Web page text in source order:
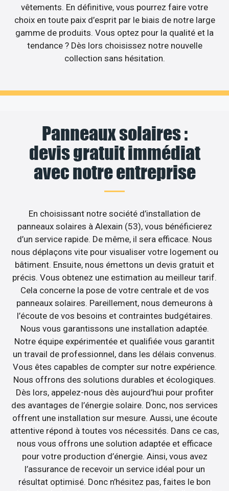
vêtements. En définitive, vous pourrez faire votre
choix en toute paix d’esprit par le biais de notre large
gamme de produits. Vous optez pour la qualité et la
tendance ? Dès lors choisissez notre nouvelle
collection sans hésitation.
Panneaux solaires :
devis gratuit immédiat
avec notre entreprise
En choisissant notre société d’installation de
panneaux solaires à Alexain (53), vous bénéficierez
d’un service rapide. De même, il sera efficace. Nous
nous déplaçons vite pour visualiser votre logement ou
bâtiment. Ensuite, nous émettons un devis gratuit et
précis. Vous obtenez une estimation au meilleur tarif.
Cela concerne la pose de votre centrale et de vos
panneaux solaires. Pareillement, nous demeurons à
l’écoute de vos besoins et contraintes budgétaires.
Nous vous garantissons une installation adaptée.
Notre équipe expérimentée et qualifiée vous garantit
un travail de professionnel, dans les délais convenus.
Vous êtes capables de compter sur notre expérience.
Nous offrons des solutions durables et écologiques.
Dès lors, appelez-nous dès aujourd’hui pour profiter
des avantages de l’énergie solaire. Donc, nos services
offrent une installation sur mesure. Aussi, une écoute
attentive répond à toutes vos nécessités. Dans ce cas,
nous vous offrons une solution adaptée et efficace
pour votre production d’énergie. Ainsi, vous avez
l’assurance de recevoir un service idéal pour un
résultat optimisé. Donc n’hésitez pas, faites le bon